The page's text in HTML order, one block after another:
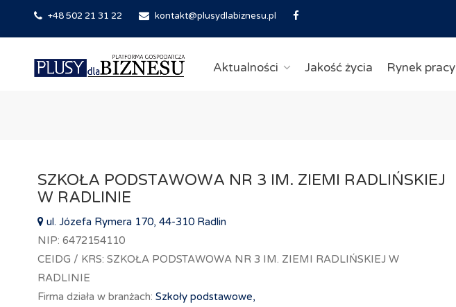
+48 502 21 31 22 kontakt@plusydlabiznesu.pl
Aktualności Jakość życia Rynek pracy
SZKOŁA PODSTAWOWA NR 3 IM. ZIEMI RADLIŃSKIEJ
W RADLINIE
ul. Józefa Rymera 170, 44-310 Radlin
NIP: 6472154110
CEIDG / KRS: SZKOŁA PODSTAWOWA NR 3 IM. ZIEMI RADLIŃSKIEJ W
RADLINIE
Firma działa w branżach: Szkoły podstawowe,